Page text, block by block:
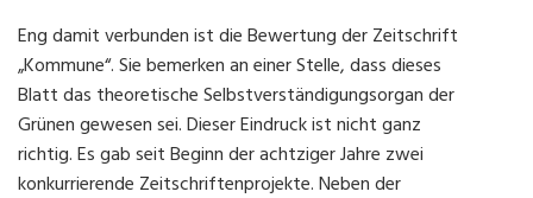
Eng damit verbunden ist die Bewertung der Zeitschrift
„Kommune“. Sie bemerken an einer Stelle, dass dieses
Blatt das theoretische Selbstverständigungsorgan der
Grünen gewesen sei. Dieser Eindruck ist nicht ganz
richtig. Es gab seit Beginn der achtziger Jahre zwei
konkurrierende Zeitschriftenprojekte. Neben der